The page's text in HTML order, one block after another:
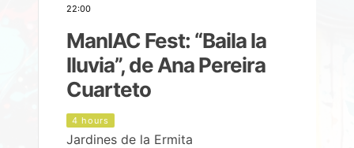
22:00
ManIAC Fest: “Baila la
lluvia”, de Ana Pereira
Cuarteto
4 hours
Jardines de la Ermita